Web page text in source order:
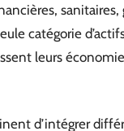
catégorie
leurs
d’intégrer